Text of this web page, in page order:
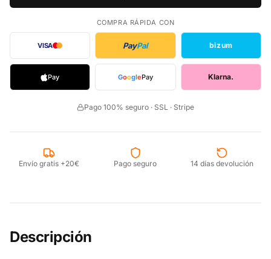
COMPRA RÁPIDA CON
VISA PayPal bizum
Pay GooglePay Klarna.
Pago 100% seguro · SSL · Stripe
Envío gratis +20€ Pago seguro 14 días devolución
Descripción